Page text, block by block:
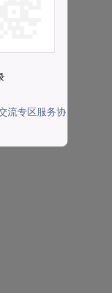
流专区服务协